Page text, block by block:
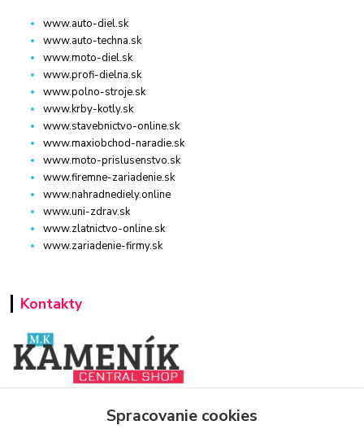
www.auto-diel.sk
www.auto-techna.sk
www.moto-diel.sk
www.profi-dielna.sk
www.polno-stroje.sk
www.krby-kotly.sk
www.stavebnictvo-online.sk
www.maxiobchod-naradie.sk
www.moto-prislusenstvo.sk
www.firemne-zariadenie.sk
www.nahradnediely.online
www.uni-zdrav.sk
www.zlatnictvo-online.sk
www.zariadenie-firmy.sk
Kontakty
www.zariadenie-firmy.skSpracovanie cookies